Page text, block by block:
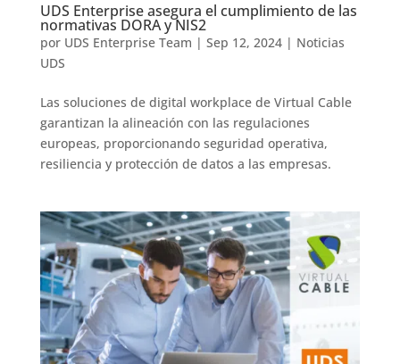
UDS Enterprise asegura el cumplimiento de las
normativas DORA y NIS2
por UDS Enterprise Team | Sep 12, 2024| Noticias
UDS
Las soluciones de digital workplace de Virtual Cable
garantizan la alineación con las regulaciones
europeas, proporcionando seguridad operativa,
resiliencia y protección de datos a las empresas.